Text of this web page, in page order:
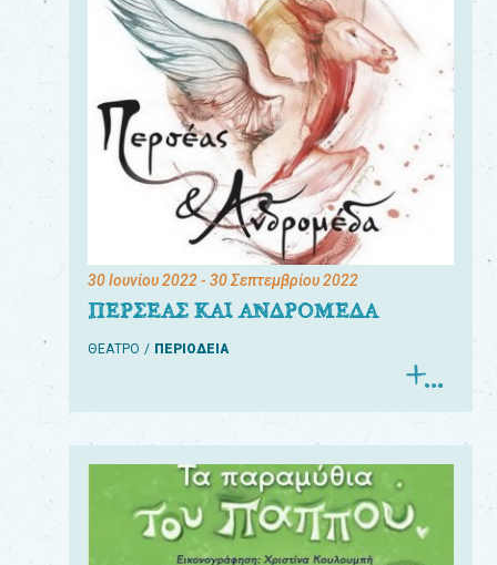
30 Ιουνίου 2022- 30 Σεπτεμβρίου 2022
ΠΕΡΣΕΑΣ ΚΑΙ ΑΝΔΡΟΜΕΔΑ
ΘΕΑΤΡΟ ΠΕΡΙΟΔΕΙΑ